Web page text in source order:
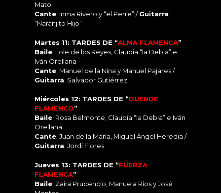
Mato
Cante: Inma Rivero y “el Perre” /Guitarra:
“Naranjito Hijo”
Martes 11: TARDES DE “ALMA FLAMENCA”
Baile: Lole de los Reyes, Claudia “la Debla” e
Iván Orellana
Cante: Manuel de la Nina y Manuel Pajares /
Guitarra: Salvador Gutiérrez
Miércoles 12: TARDES DE “DUENDE
FLAMENCO”
Baile: Rosa Belmonte, Claudia “la Debla” e Iván
Orellana
Cante: Juan de la María, Miguel Ángel Heredia /
Guitarra: Jordi Flores
Jueves 13: TARDES DE “FUERZA
FLAMENCA”
Baile: Zaira Prudencio, Manuela Ríos y José